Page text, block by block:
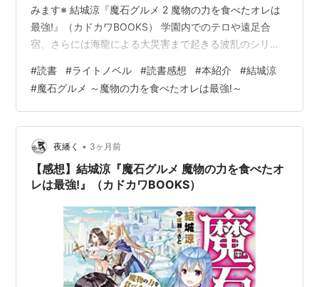
みます※ 結城涼『魔石グルメ 2 魔物の力を食べたオレは
最強!』（カドカワBOOKS） 学園内でのテロや遠足合
宿、さらには海龍による大災害まで起きる波乱のシリー
べたオレは最強!』（カドカワBOOKS） 魔石グルメ ２ 魔
物の力を食べたオレは最強！ (カドカワBOOKS) 作者:結
城 涼 KADOKAWA Amazon 学園内でのテロや遠足合宿、
さらには海龍による大災害まで起きる波乱のシリーズ二
巻目。 あらすじ 転生特典のおかげで…
#読書 #ライトノベル #読書感想 #本紹介 #結城涼
#魔石グルメ ～魔物の力を食べたオレは最強!～
夜繙く • 3ヶ月前
【感想】結城涼『魔石グルメ 魔物の力を食べたオ
レは最強!』（カドカワBOOKS）